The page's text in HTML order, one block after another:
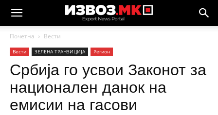
Почетна Вести
Вести ЗЕЛЕНА ТРАНЗИЦИЈА Регион
Србија го усвои Законот за
национален данок на
емисии на гасови